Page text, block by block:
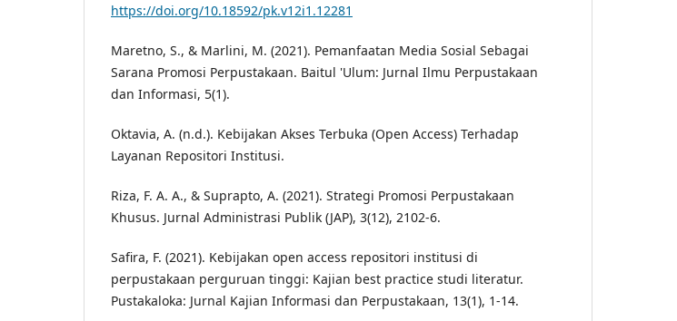
https://doi.org/10.18592/pk.v12i1.12281
Maretno, S., & Marlini, M. (2021). Pemanfaatan Media Sosial Sebagai
Sarana Promosi Perpustakaan. Baitul 'Ulum: Jurnal Ilmu Perpustakaan
dan Informasi, 5(1).
Oktavia, A. (n.d.). Kebijakan Akses Terbuka (Open Access) Terhadap
Layanan Repositori Institusi.
Riza, F. A. A., & Suprapto, A. (2021). Strategi Promosi Perpustakaan
Khusus. Jurnal Administrasi Publik (JAP), 3(12), 2102-6.
Safira, F. (2021). Kebijakan open access repositori institusi di
perpustakaan perguruan tinggi: Kajian best practice studi literatur.
Pustakaloka: Jurnal Kajian Informasi dan Perpustakaan, 13(1), 1-14.